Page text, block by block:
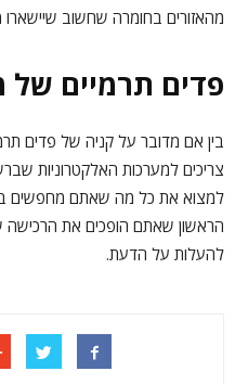
מהאזורים בחומרה שחשוב
פדים תרמיים
בין אם מדובר על קניה של פדים
צריכים למערכות האלקטרוניות
למצוא את כל מה שאתם מחפשים
הראשון שאתם הופכים את
להעלות על הדעת.